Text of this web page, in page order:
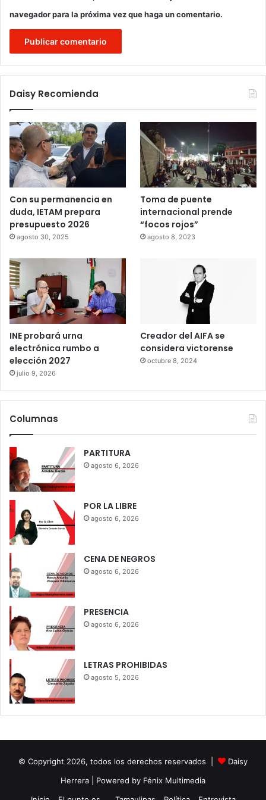
navegador para la próxima vez que haga un comentario.
Daisy Recomienda
Con su permanencia en
duda, IETAM prepara
presupuesto 2026
agosto 30, 2025
Toma de puente
internacional prende
“focos rojos”
agosto 8, 2023
INE probará urna
electrónica rumbo a
elección 2027
julio 9, 2026
Creador del AIFA se
considera victorense
octubre 8, 2024
Columnas
PARTITURA
agosto 6, 2026
POR LA LIBRE
agosto 6, 2026
CENA DE NEGROS
agosto 6, 2026
PRESENCIA
agosto 6, 2026
LETRAS PROHIBIDAS
agosto 5, 2026
© Copyright 2026, todos los derechos reservados |
Daisy
Herrera | Powered by Fénix Multimedia